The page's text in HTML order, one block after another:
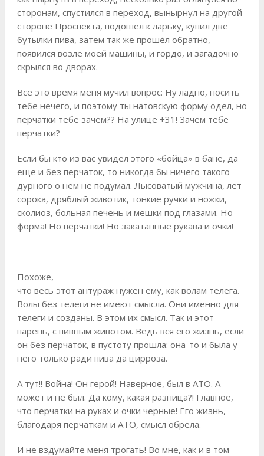
сторонам, спустился в переход, вынырнул на другой
стороне Проспекта, подошел к ларьку, купил две
бутылки пива, затем так же прошёл обратно,
появился возле моей машины, и гордо, и загадочно
скрылся во дворах.
Все это время меня мучил вопрос: Ну ладно, носить
тебе нечего, и поэтому ты натовскую форму одел, но
перчатки тебе зачем?? На улице +31! Зачем тебе
перчатки?
Если бы кто из вас увидел этого «бойца» в бане, да
еще и без перчаток, то никогда бы ничего такого
дурного о нем не подумал. Лысоватый мужчина, лет
сорока, дряблый животик, тонкие ручки и ножки,
сколиоз, больная печень и мешки под глазами. Но
форма! Но перчатки! Но закатанные рукава и очки!
Похоже,
что весь этот антураж нужен ему, как волам телега.
Волы без телеги не имеют смысла. Они именно для
телеги и созданы. В этом их смысл. Так и этот
парень, с пивным животом. Ведь вся его жизнь, если
он без перчаток, в пустоту прошла: она-то и была у
него только ради пива да цирроза.
А тут!! Война! Он герой! Наверное, был в АТО. А
может и не был. Да кому, какая разница?! Главное,
что перчатки на руках и очки черные! Его жизнь,
благодаря перчаткам и АТО, смысл обрела.
И не вздумайте меня трогать! Во мне, как и в том